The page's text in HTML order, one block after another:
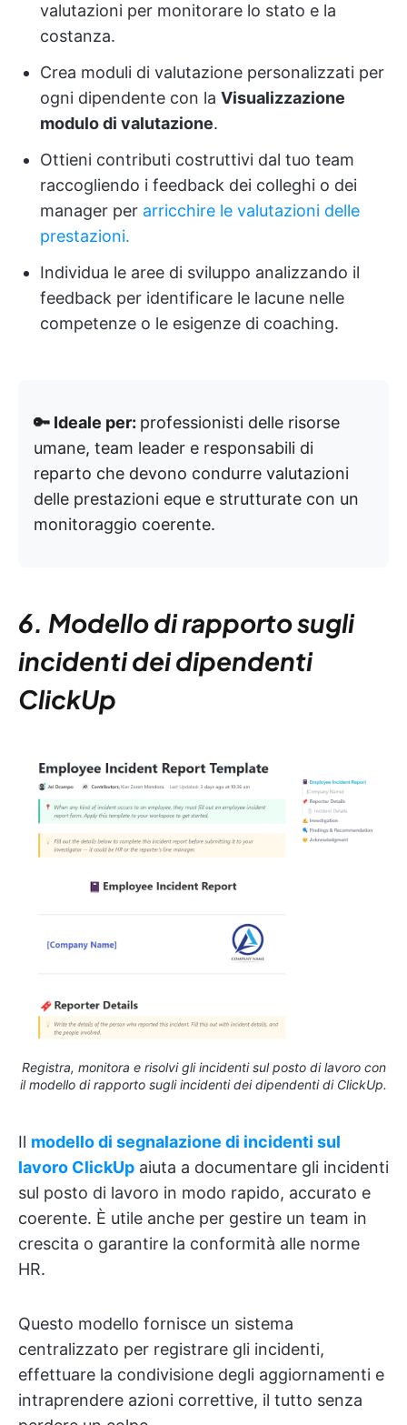
valutazioni per monitorare lo stato e la
costanza.
Crea moduli di valutazione personalizzati per
ogni dipendente con la Visualizzazione
modulo di valutazione.
Ottieni contributi costruttivi dal tuo team
raccogliendo i feedback dei colleghi o dei
manager per arricchire le valutazioni delle
prestazioni.
Individua le aree di sviluppo analizzando il
feedback per identificare le lacune nelle
competenze o le esigenze di coaching.
🔑 Ideale per: professionisti delle risorse
umane, team leader e responsabili di
reparto che devono condurre valutazioni
delle prestazioni eque e strutturate con un
monitoraggio coerente.
6. Modello di rapporto sugli
incidenti dei dipendenti
ClickUp
Registra, monitora e risolvi gli incidenti sul posto di lavoro con
il modello di rapporto sugli incidenti dei dipendenti di ClickUp.
Il modello di segnalazione di incidenti sul
lavoro ClickUp aiuta a documentare gli incidenti
sul posto di lavoro in modo rapido, accurato e
coerente. È utile anche per gestire un team in
crescita o garantire la conformità alle norme
HR.
Questo modello fornisce un sistema
centralizzato per registrare gli incidenti,
effettuare la condivisione degli aggiornamenti e
intraprendere azioni correttive, il tutto senza